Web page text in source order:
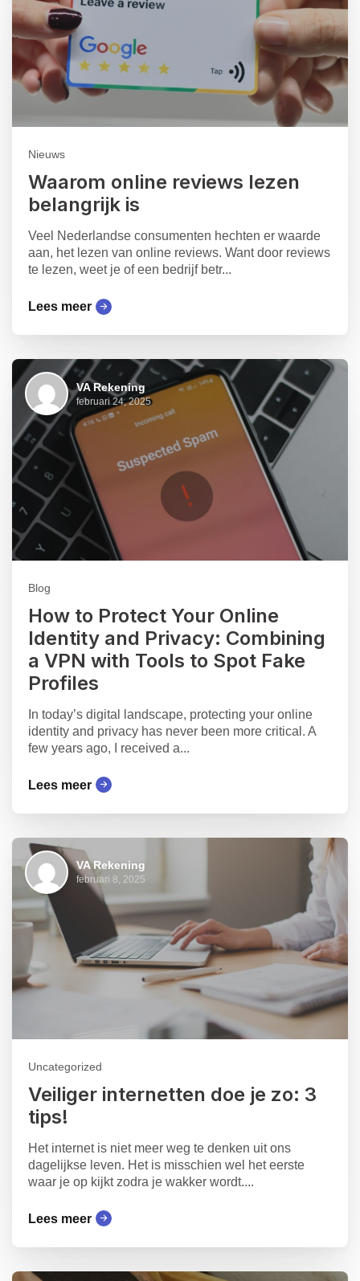
Nieuws
Waarom online reviews lezen
belangrijk is
Veel Nederlandse consumenten hechten er waarde
aan, het lezen van online reviews. Want door reviews
te lezen, weet je of een bedrijf betr...
Lees meer
VA Rekening
februari 24, 2025
Blog
How to Protect Your Online
Identity and Privacy: Combining
a VPN with Tools to Spot Fake
Profiles
In today’s digital landscape, protecting your online
identity and privacy has never been more critical. A
few years ago, I received a...
Lees meer
VA Rekening
februari 8, 2025
Uncategorized
Veiliger internetten doe je zo: 3
tips!
Het internet is niet meer weg te denken uit ons
dagelijkse leven. Het is misschien wel het eerste
waar je op kijkt zodra je wakker wordt....
Lees meer